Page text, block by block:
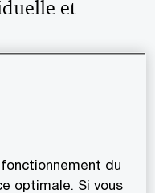
et
du
optimale. Si vous